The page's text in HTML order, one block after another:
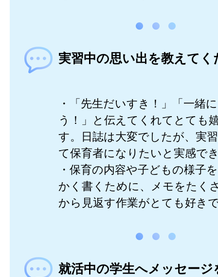
実習中の思い出を教えてく
・「先生だいすき！」「一緒
う！」と伝えてくれてとても
す。日誌は大変でしたが、実
て保育者になりたいと実感で
・保育の内容や子どもの様子
かく書くために、メモをたく
から見返す作業がとても好き
就活中の学生へメッセージ